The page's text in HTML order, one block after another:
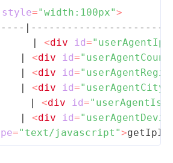
教程 日常 智能家居
更新日志 7 混剪 5 潘通 6
热门 75 4
经验分享 网页前端
英雄联盟 1 表情 4 视频 28
设计 282 12 评测 33
读书笔记 软件 软路由
style="width:100px">
| <div id="userAgentIp"
| <div id=
| <div id=
| <div id="userAgentCity"
| <div id=
| <div id=
="text/javascript">